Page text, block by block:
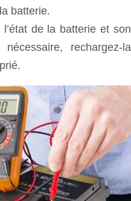
batterie.
de la batterie et son
rechargez-la